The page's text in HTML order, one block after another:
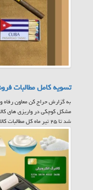
تسویه کامل مطالبات
به گزارش حراج کن معاون رفاه و
مشکل کوچکی در واریزی های
شد تا ۲۵ تیر ماه کل مطالبات کالابرگ خرداد را تسویه کند.